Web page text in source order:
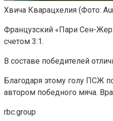
Хвича Кварацхелия (Фото:
Французский «Пари Сен-
счетом 3:1.
В составе победителей
Благодаря этому голу ПСЖ
автором победного мяча.
rbc.group